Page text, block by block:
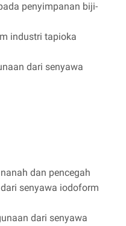
penyimpanan biji-
industri tapioka
dari senyawa
dan pencegah
senyawa iodoform
dari senyawa